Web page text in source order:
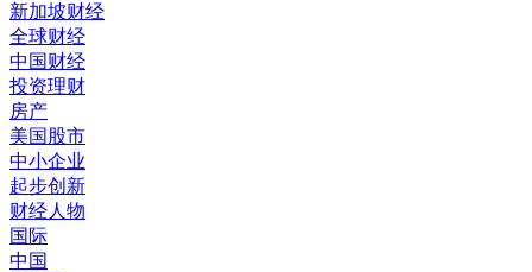
新加坡财经
全球财经
中国财经
投资理财
房产
美国股市
中小企业
起步创新
财经人物
国际
中国